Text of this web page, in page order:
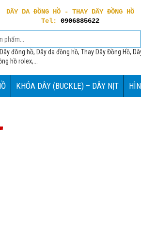
DÂY DA ĐỒNG HỒ - THAY DÂY ĐỒNG HỒ
Tel: 0906885622
đông hồ, Dây da đồng hồ, Thay Dây Đồng Hồ,
hồ rolex,...
KHÓA DÂY (BUCKLE) – DÂY NỊT
"